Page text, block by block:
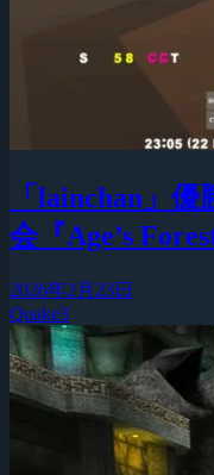
「lainchan」
会『Age’s
2026年2月23日
Quake3